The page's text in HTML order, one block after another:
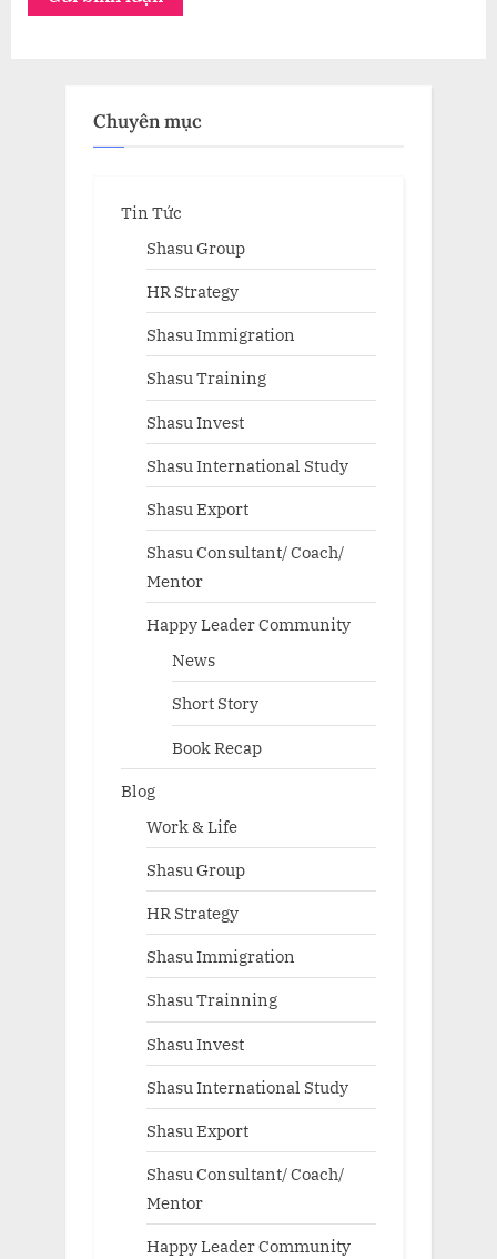
Chuyên mục
Tin Tức
Shasu Group
HR Strategy
Shasu Immigration
Shasu Training
Shasu Invest
Shasu International Study
Shasu Export
Shasu Consultant/ Coach/
Mentor
Happy Leader Community
News
Short Story
Book Recap
Blog
Work & Life
Shasu Group
HR Strategy
Shasu Immigration
Shasu Trainning
Shasu Invest
Shasu International Study
Shasu Export
Shasu Consultant/ Coach/
Mentor
Happy Leader Community